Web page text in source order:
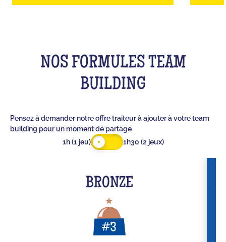
NOS FORMULES TEAM
BUILDING
Pensez à demander notre offre traiteur à ajouter à votre team
building pour un moment de partage
1h (1 jeu)
1h30 (2 jeux)
BRONZE